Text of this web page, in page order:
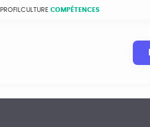
PROFILCULTURE COMPÉTENCES